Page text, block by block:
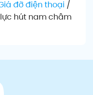
đỡ điện thoại /
hút nam châm